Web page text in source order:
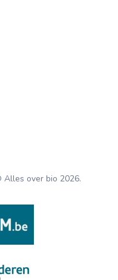
Alles over bio 2026.